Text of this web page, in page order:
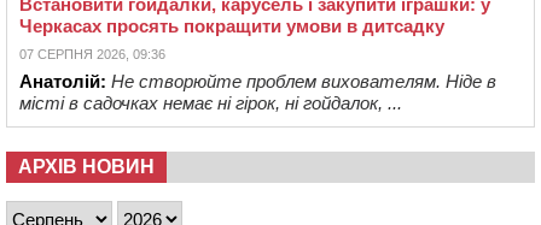
Встановити гойдалки, карусель і закупити іграшки: у
Черкасах просять покращити умови в дитсадку
07 СЕРПНЯ 2026, 09:36
Анатолій: Не створюйте проблем вихователям. Ніде в
місті в садочках немає ні гірок, ні гойдалок, ...
АРХІВ НОВИН